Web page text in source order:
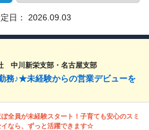
日： 2026.09.03
中川新栄支部・名古屋支部
務♪★未経験からの営業デビューを
ぼ全員が未経験スタート！子育ても安心のスミ
イなら、ずっと活躍できます☆